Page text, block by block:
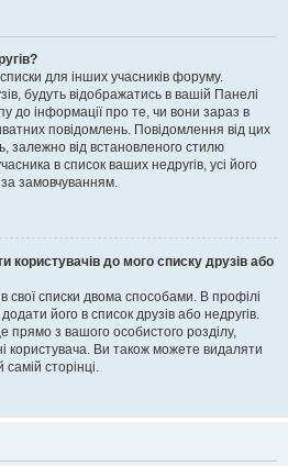
для інших учасників форуму.
будуть відображатись в вашій Панелі
до інформації про те, чи вони зараз в
повідомлень. Повідомлення від цих
залежно від встановленого стилю
в список ваших недругів, усі його
замовчуванням.
до мого списку друзів або
свої списки двома способами. В профілі
його в список друзів або недругів.
прямо з вашого особистого розділу,
користувача. Ви також можете видаляти
самій сторінці.